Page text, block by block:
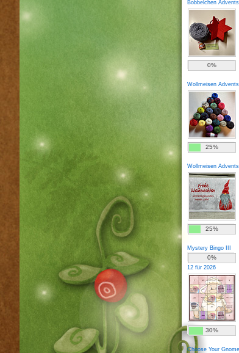
Bobbelchen
0%
Wollmeisen
25%
Wollmeisen
25%
Mystery Bingo III
0%
12 für 2026
30%
Choose Your